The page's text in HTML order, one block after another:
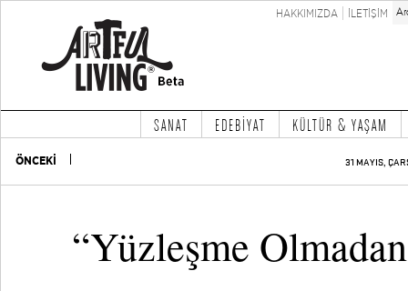
HAKKIMIZDA İLETİŞİM
SANAT EDEBİYAT KÜLTÜR & YAŞAM
ÖNCEKİ 31 MAYIS,
“Yüzleşme